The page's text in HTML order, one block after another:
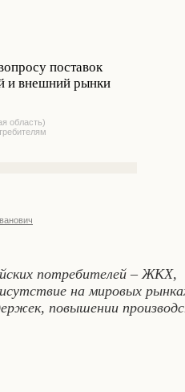
поставок
и внешний рынки
область)
потребителей – ЖКХ,
на мировых
повышении